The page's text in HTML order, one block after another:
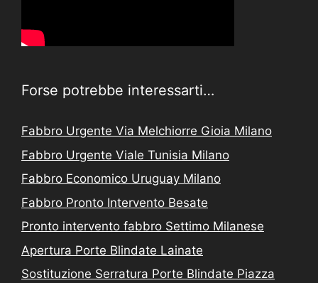
Forse potrebbe interessarti…
Fabbro Urgente Via Melchiorre Gioia Milano
Fabbro Urgente Viale Tunisia Milano
Fabbro Economico Uruguay Milano
Fabbro Pronto Intervento Besate
Pronto intervento fabbro Settimo Milanese
Apertura Porte Blindate Lainate
Sostituzione Serratura Porte Blindate Piazza